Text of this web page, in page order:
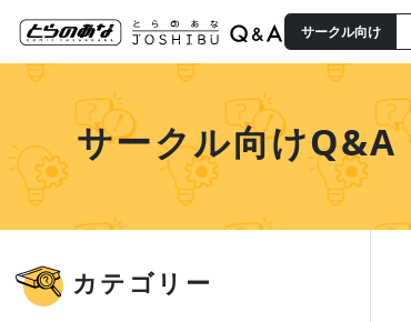
サークル向け
サークル向けQ&A
カテゴリー